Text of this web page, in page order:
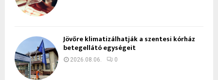
Jövőre klimatizálhatják a szentesi kórház
betegellátó egységeit
2026.08.06. 0